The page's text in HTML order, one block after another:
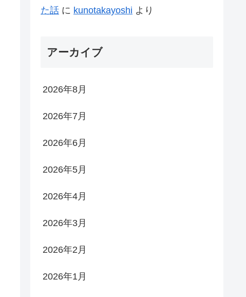
た話 に kunotakayoshi より
アーカイブ
2026年8月
2026年7月
2026年6月
2026年5月
2026年4月
2026年3月
2026年2月
2026年1月